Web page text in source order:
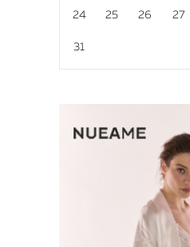
24 25 26 27
31